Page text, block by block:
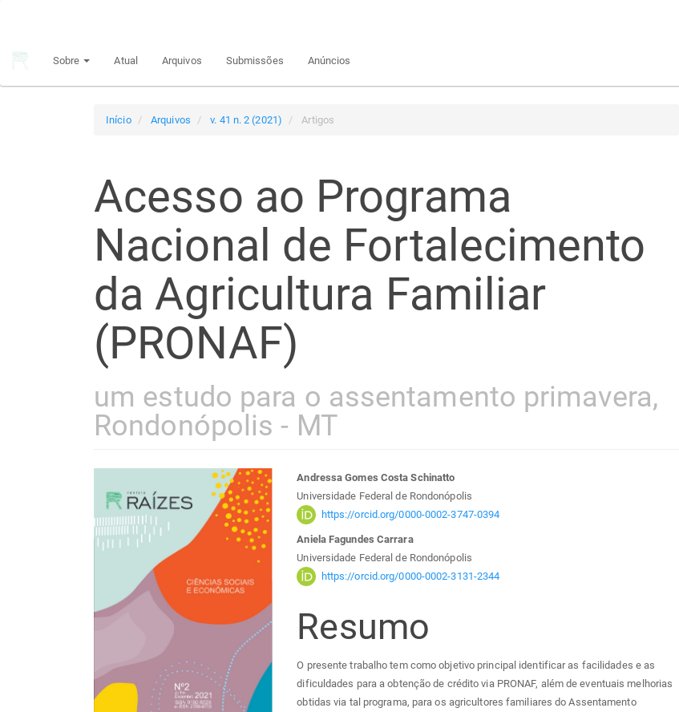
principal
Sobre Atual Arquivos Submissões Anúncios
Início Arquivos v. 41 n. 2 (2021) Artigos
Acesso ao Programa
Nacional de Fortalecimento
da Agricultura Familiar
(PRONAF)
um estudo para o assentamento primavera,
Rondonópolis - MT
Barra
lateral
de
artigos
Conteúdo
do
artigo
principal
Andressa Gomes Costa Schinatto
Universidade Federal de Rondonópolis
https://orcid.org/0000-0002-3747-0394
Aniela Fagundes Carrara
Universidade Federal de Rondonópolis
https://orcid.org/0000-0002-3131-2344
Resumo
O presente trabalho tem como objetivo principal identificar as facilidades e as
dificuldades para a obtenção de crédito via PRONAF, além de eventuais melhorias
obtidas via tal programa, para os agricultores familiares do Assentamento